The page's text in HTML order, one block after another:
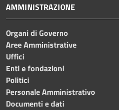
AMMINISTRAZIONE
Organi di Governo
Aree Amministrative
Uffici
Enti e fondazioni
Politici
Personale Amministrativo
Documenti e dati